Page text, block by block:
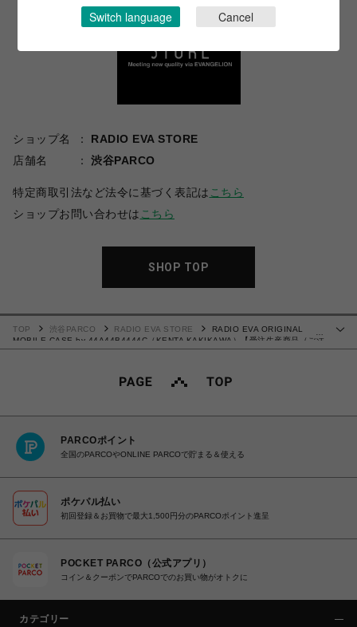
ショップ名
RADIO EVA STORE
店舗名
渋谷PARCO
特定商取引法など法令に基づく表記は こちら
ショップお問い合わせは こちら
SHOP TOP
TOP 渋谷PARCO RADIO EVA STORE
RADIO EVA ORIGINAL
MOBILE CASE by 44A44B4444C（KENTA KAKIKAWA）【受注生産商品（ご注
文から30～50日でお届け予定）】
PARCOポイント
全国のPARCOやONLINE PARCOで貯まる＆使える
ポケパル払い
初回登録＆お買物で最大1,500円分のPARCOポイント進呈
POCKET PARCO（公式アプリ）
コイン＆クーポンでPARCOでのお買い物がオトクに
カテゴリー
Switch language Cancel